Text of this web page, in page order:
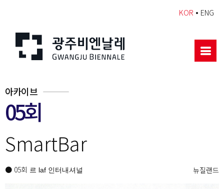
KOR • ENG
아카이브
05회
SmartBar
● 05회 르 laf 인터내셔널 뉴질랜드